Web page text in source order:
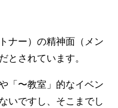
ナー）の精神面（メン
とされています。
「〜教室」的なイベン
いですし、そこまでし